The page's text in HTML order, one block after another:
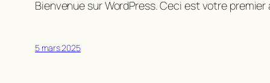
Bienvenue sur WordPress. Ceci est votre
5 mars 2025